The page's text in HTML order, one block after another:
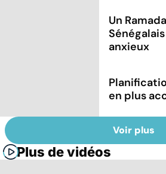
Un
anxieux
en plus
Voir plus
Plus de vidéos